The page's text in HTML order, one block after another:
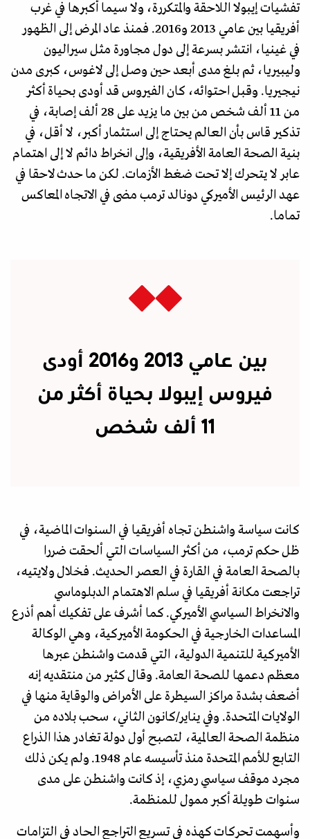
تفشيات إيبولا اللاحقة والمتكررة، ولا سيما أكبرها في غرب
أفريقيا بين عامي 2013 و2016. فمنذ عاد المرض إلى الظهور
في غينيا، انتشر بسرعة إلى دول مجاورة مثل سيراليون
وليبيريا، ثم بلغ مدى أبعد حين وصل إلى لاغوس، كبرى مدن
نيجيريا. وقبل احتوائه، كان الفيروس قد أودى بحياة أكثر
من 11 ألف شخص من بين ما يزيد على 28 ألف إصابة، في
تذكير قاس بأن العالم يحتاج إلى استثمار أكبر، لا أقل، في
بنية الصحة العامة الأفريقية، وإلى انخراط دائم لا إلى اهتمام
عابر لا يتحرك إلا تحت ضغط الأزمات. لكن ما حدث لاحقا في
عهد الرئيس الأميركي دونالد ترمب مضى في الاتجاه المعاكس
تماما.
بين عامي 2013 و2016 أودى
فيروس إيبولا بحياة أكثر من
11 ألف شخص
كانت سياسة واشنطن تجاه أفريقيا في السنوات الماضية، في
ظل حكم ترمب، من أكثر السياسات التي ألحقت ضررا
بالصحة العامة في القارة في العصر الحديث. فخلال ولايتيه،
تراجعت مكانة أفريقيا في سلم الاهتمام الدبلوماسي
والانخراط السياسي الأميركي. كما أشرف على تفكيك أهم أذرع
المساعدات الخارجية في الحكومة الأميركية، وهي الوكالة
الأميركية للتنمية الدولية، التي قدمت واشنطن عبرها
معظم دعمها للصحة العامة. وقال كثير من منتقديه إنه
أضعف بشدة مراكز السيطرة على الأمراض والوقاية منها في
الولايات المتحدة. وفي يناير/كانون الثاني، سحب بلاده من
منظمة الصحة العالمية، لتصبح أول دولة تغادر هذا الذراع
التابع للأمم المتحدة منذ تأسيسه عام 1948. ولم يكن ذلك
مجرد موقف سياسي رمزي، إذ كانت واشنطن على مدى
سنوات طويلة أكبر ممول للمنظمة.
وأسهمت تحركات كهذه في تسريع التراجع الحاد في التزامات